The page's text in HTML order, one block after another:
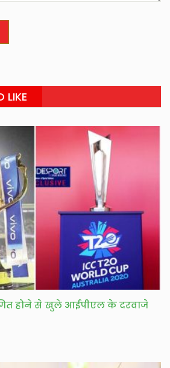
LIKE
होने से खुले आईपीएल के दरवाजे